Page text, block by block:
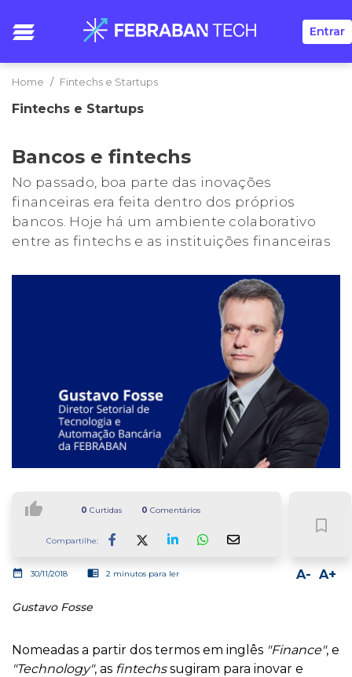
Entrar
Home Fintechs e Startups
Fintechs e Startups
Bancos e fintechs
No passado, boa parte das inovações
financeiras era feita dentro dos próprios
bancos. Hoje há um ambiente colaborativo
entre as fintechs e as instituições financeiras
thumb_up 0 Curtidas 0 Comentários
Compartilhe:
bookmark_border
date_range 30/11/2018 chrome_reader_mode 2 minutos para ler A+
A-
Gustavo Fosse
Nomeadas a partir dos termos em inglês "Finance", e
"Technology", as fintechssugiram para inovar e